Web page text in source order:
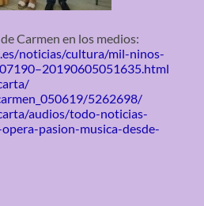
Carmen en los medios:
noticias/cultura/mil-ninos-
20190605051635.html
050619/5262698/
audios/todo-noticias-
pasion-musica-desde-